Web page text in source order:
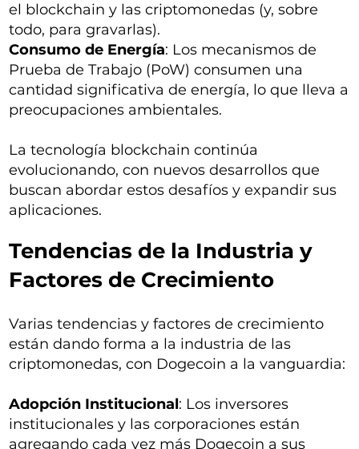
el blockchain y las criptomonedas (y, sobre
todo, para gravarlas).
Consumo de Energía: Los mecanismos de
Prueba de Trabajo (PoW) consumen una
cantidad significativa de energía, lo que lleva a
preocupaciones ambientales.
La tecnología blockchain continúa
evolucionando, con nuevos desarrollos que
buscan abordar estos desafíos y expandir sus
aplicaciones.
Tendencias de la Industria y
Factores de Crecimiento
Varias tendencias y factores de crecimiento
están dando forma a la industria de las
criptomonedas, con Dogecoin a la vanguardia:
Adopción Institucional: Los inversores
institucionales y las corporaciones están
agregando cada vez más Dogecoin a sus